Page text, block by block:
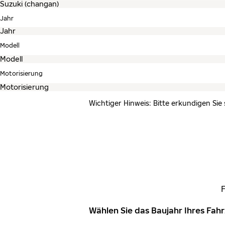
Jahr
Modell
Motorisierung
Wichtiger Hinweis: Bitte erkundigen
Wählen Sie das Baujahr Ihres